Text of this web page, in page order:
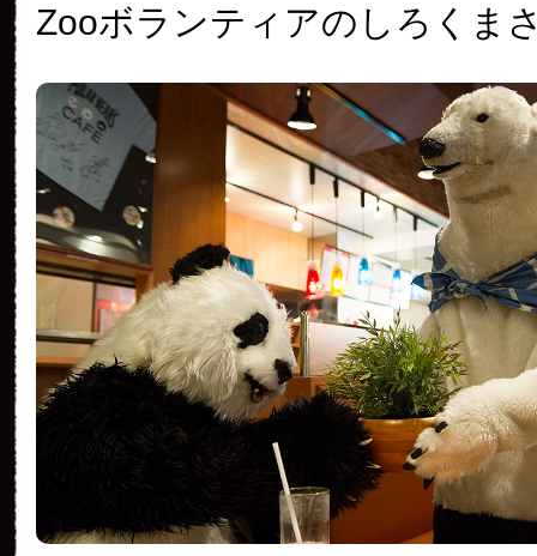
Zooボランティアのしろくま